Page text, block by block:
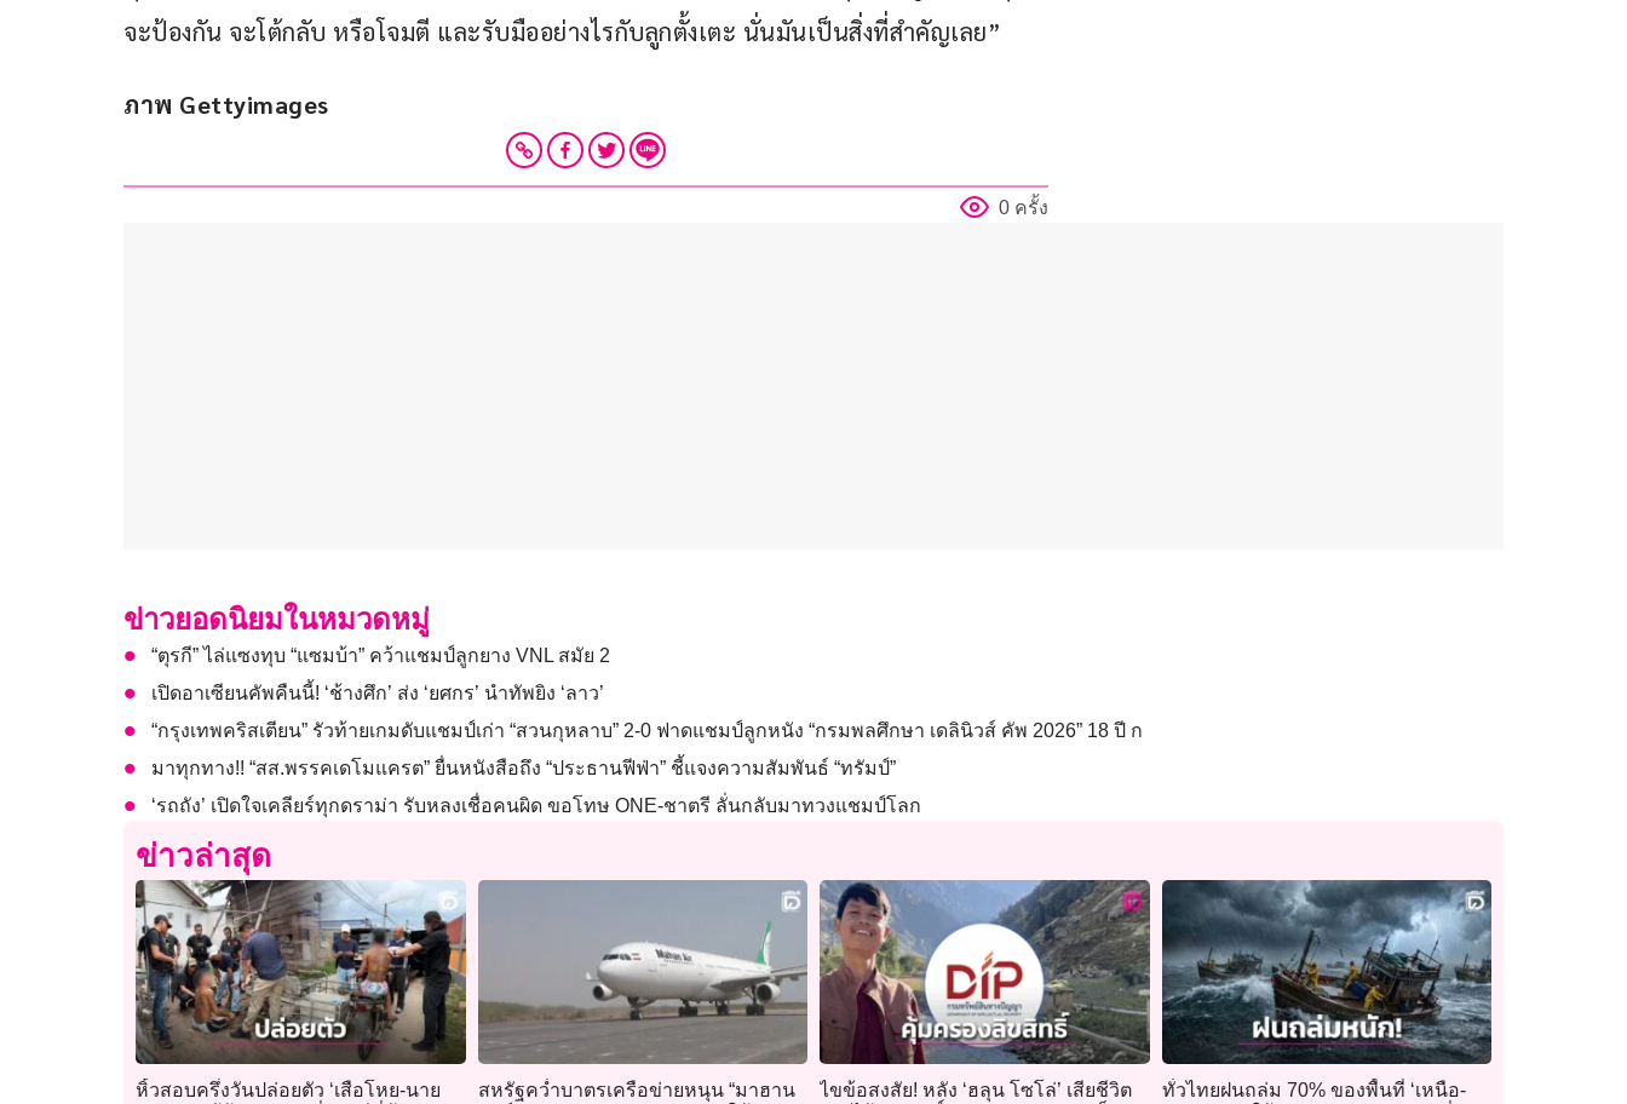
จะป้องกัน จะโต้กลับ หรือโจมตี และรับมืออย่างไรกับลูกตั้งเตะ นั่นมันเป็นสิ่งที่สำคัญเลย”
ภาพ Gettyimages
0 ครั้ง
ข่าวยอดนิยมในหมวดหมู่
“ตุรกี” ไล่แซงทุบ “แซมบ้า” คว้าแชมป์ลูกยาง VNL สมัย 2
เปิดอาเซียนคัพคืนนี้! ‘ช้างศึก’ ส่ง ‘ยศกร’ นำทัพยิง ‘ลาว’
“กรุงเทพคริสเตียน” รัวท้ายเกมดับแชมป์เก่า “สวนกุหลาบ” 2-0 ฟาดแชมป์ลูกหนัง “กรมพลศึกษา เดลินิวส์ คัพ 2026” 18 ปี ก
มาทุกทาง!! “สส.พรรคเดโมแครต” ยื่นหนังสือถึง “ประธานฟีฟ่า” ชี้แจงความสัมพันธ์ “ทรัมป์”
‘รถถัง’ เปิดใจเคลียร์ทุกดราม่า รับหลงเชื่อคนผิด ขอโทษ ONE-ชาตรี ลั่นกลับมาทวงแชมป์โลก
ข่าวล่าสุด
หิ้วสอบครึ่งวันปล่อยตัว ‘เสือโหย-นาย
สหรัฐคว่ำบาตรเครือข่ายหนุน “มาฮาน
ไขข้อสงสัย! หลัง ‘ฮลุน โซโล่’ เสียชีวิต
ทั่วไทยฝนถล่ม 70% ของพื้นที่ ‘เหนือ-